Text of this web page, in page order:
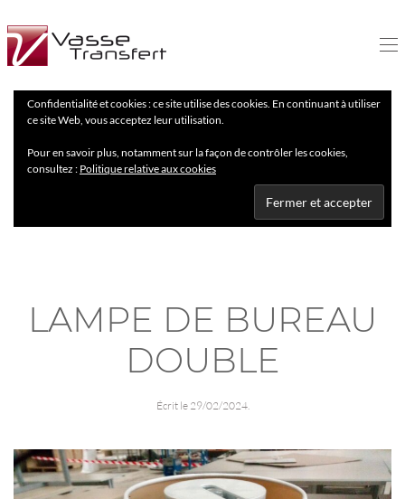
Confidentialité et cookies : ce site utilise des cookies. En continuant à utiliser
ce site Web, vous acceptez leur utilisation.
Pour en savoir plus, notamment sur la façon de contrôler les cookies,
consultez : Politique relative aux cookies
LAMPE DE BUREAU
DOUBLE
Écrit le 29/02/2024.